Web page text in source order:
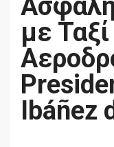
με
Ibáñez